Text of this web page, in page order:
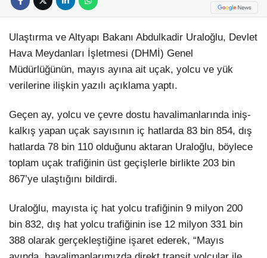
Ulaştırma ve Altyapı Bakanı Abdulkadir Uraloğlu, Devlet
Hava Meydanları İşletmesi (DHMİ) Genel
Müdürlüğünün, mayıs ayına ait uçak, yolcu ve yük
verilerine ilişkin yazılı açıklama yaptı.
Geçen ay, yolcu ve çevre dostu havalimanlarında iniş-
kalkış yapan uçak sayısının iç hatlarda 83 bin 854, dış
hatlarda 78 bin 110 olduğunu aktaran Uraloğlu, böylece
toplam uçak trafiğinin üst geçişlerle birlikte 203 bin
867’ye ulaştığını bildirdi.
Uraloğlu, mayısta iç hat yolcu trafiğinin 9 milyon 200
bin 832, dış hat yolcu trafiğinin ise 12 milyon 331 bin
388 olarak gerçekleştiğine işaret ederek, “Mayıs